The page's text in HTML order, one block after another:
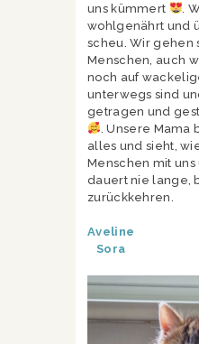
uns kümmert
.
wohlgenährt und
scheu. Wir gehen
Menschen, auch
noch auf
unterwegs sind
getragen und
. Unsere Mama
alles und sieht,
Menschen mit uns
dauert nie lange,
zurückkehren.
Sora